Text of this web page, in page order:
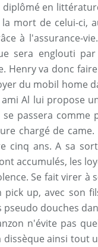
en
mort de celui-ci,
à l'assurance-
sera englouti
Henry va donc
du mobil home
Al lui propose
passera comme
chargé de
cinq ans. A sa
accumulés, les
Se fait virer
pick up, avec son
douches
n'évite pas
ainsi tout